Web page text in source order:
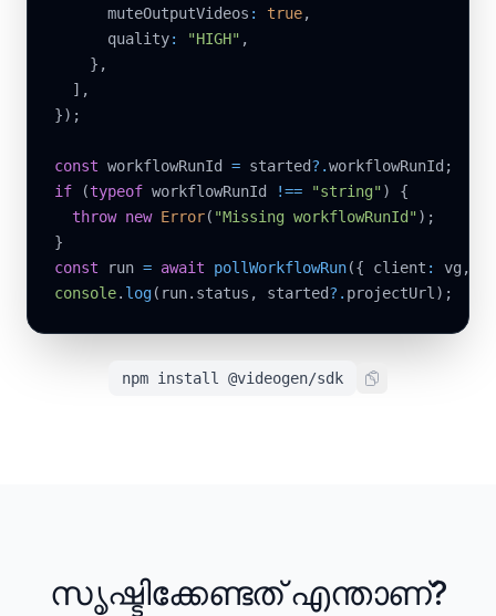
      muteOutputVideos
: true,
      quality
: "HIGH" ,
} ,
] ,
}) ;
const workflowRunId = started?.workflowRunId ;
if
(typeof workflowRunId !== "string")
{
throw new Error( "Missing workflowRunId") ;
}
const run = await pollWorkflowRun({ client : vg ,
console. log( run. status , started?. projectUrl ) ;
npm install @videogen/sdk
സൃഷ്ടിക്കേണ്ടത് എന്താണ്?